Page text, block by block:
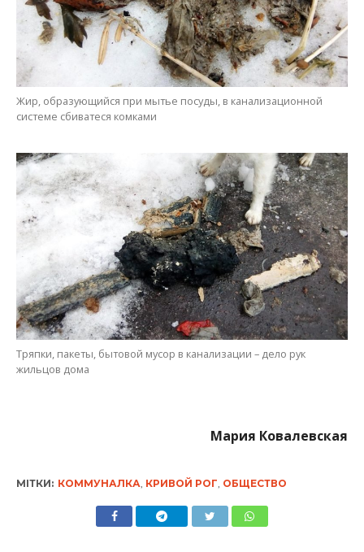
Жир, образующийся при мытье посуды, в канализационной
системе сбиватеся комками
Тряпки, пакеты, бытовой мусор в канализации – дело рук
жильцов дома
Мария Ковалевская
МІТКИ: КОММУНАЛКА, КРИВОЙ РОГ, ОБЩЕСТВО